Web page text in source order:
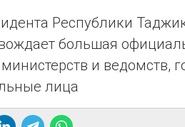
Республики
большая
и ведомств,
лица